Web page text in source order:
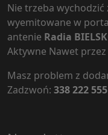
Nie trzeba wychodzić
wyemitowane w
antenie Radia
Aktywne Nawet przez
Masz problem z
Zadzwoń: 338 222 555